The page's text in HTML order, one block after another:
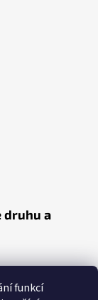
funkcí
druhu a